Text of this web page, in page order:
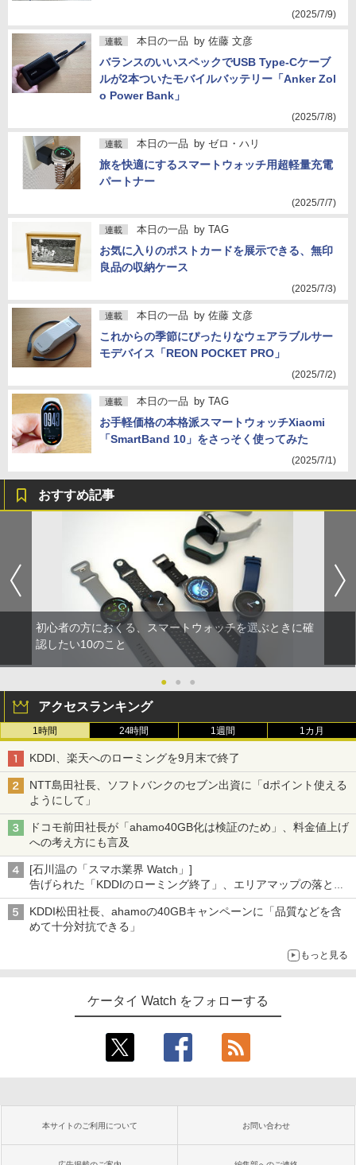
(2025/7/9)
連載 本日の一品 by 佐藤 文彦
バランスのいいスペックでUSB Type-Cケーブ
ルが2本ついたモバイルバッテリー「Anker Zol
o Power Bank」
(2025/7/8)
連載 本日の一品 by ゼロ・ハリ
旅を快適にするスマートウォッチ用超軽量充電
パートナー
(2025/7/7)
連載 本日の一品 by TAG
お気に入りのポストカードを展示できる、無印
良品の収納ケース
(2025/7/3)
連載 本日の一品 by 佐藤 文彦
これからの季節にぴったりなウェアラブルサー
モデバイス「REON POCKET PRO」
(2025/7/2)
連載 本日の一品 by TAG
お手軽価格の本格派スマートウォッチXiaomi
「SmartBand 10」をさっそく使ってみた
(2025/7/1)
おすすめ記事
初心者の方におくる、スマートウォッチを選ぶときに確
認したい10のこと
● ● ●
アクセスランキング
1時間 24時間 1週間 1カ月
KDDI、楽天へのローミングを9月末で終了
NTT島田社長、ソフトバンクのセブン出資に「dポイント使える
ようにして」
ドコモ前田社長が「ahamo40GB化は検証のため」、料金値上げ
への考え方にも言及
[石川温の「スマホ業界 Watch」]
告げられた「KDDIのローミング終了」、エリアマップの落とし
穴と楽天モバイルの課題
KDDI松田社長、ahamoの40GBキャンペーンに「品質などを含
めて十分対抗できる」
もっと見る
ケータイ Watch をフォローする
本サイトのご利用について お問い合わせ